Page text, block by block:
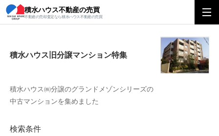
積水ハウス不動産の売買
不動産の売却査定なら積水ハウス不動産の売買
積水ハウス旧分譲マンション特集
積水ハウス旧分譲マンション特集
積水ハウス㈱分譲のグランドメゾンシリーズの
中古マンションを集めました
検索条件